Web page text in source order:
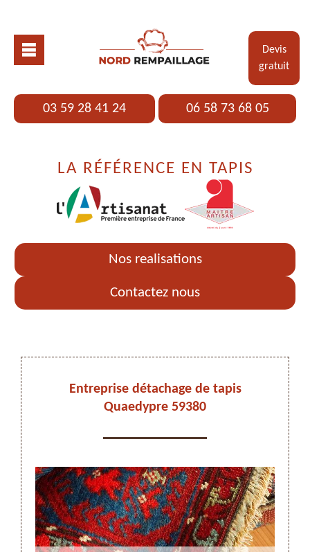
Devis
gratuit
03 59 28 41 24 06 58 73 68 05
LA RÉFÉRENCE EN TAPIS
Nos realisations
Contactez nous
Entreprise détachage de tapis
Quaedypre 59380